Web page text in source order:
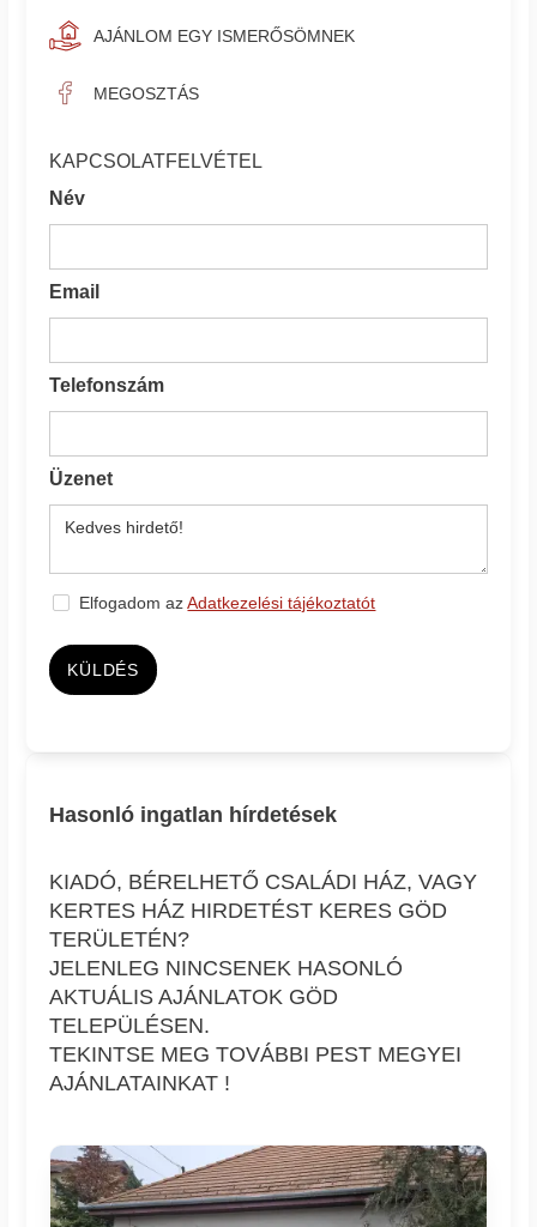
AJÁNLOM EGY ISMERŐSÖMNEK
MEGOSZTÁS
KAPCSOLATFELVÉTEL
Név
Email
Telefonszám
Üzenet
Elfogadom azAdatkezelési tájékoztatót
KÜLDÉS
Hasonló ingatlan hírdetések
KIADÓ, BÉRELHETŐ CSALÁDI HÁZ, VAGY
KERTES HÁZ HIRDETÉST KERES GÖD
TERÜLETÉN?
JELENLEG NINCSENEK HASONLÓ
AKTUÁLIS AJÁNLATOK GÖD
TELEPÜLÉSEN.
TEKINTSE MEG TOVÁBBI PEST MEGYEI
AJÁNLATAINKAT !